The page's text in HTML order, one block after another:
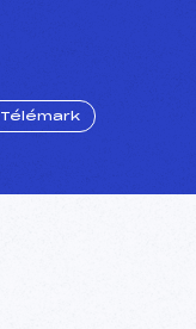
Télémark